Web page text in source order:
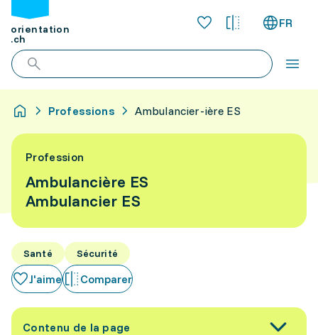
orientation
.ch
FR
Professions Ambulancier-ière ES
Profession
Ambulancière ES
Ambulancier ES
Santé Sécurité
J'aime Comparer
Contenu de la page